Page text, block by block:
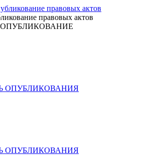
правовых актов
ОПУБЛИКОВАНИЯ
ОПУБЛИКОВАНИЯ